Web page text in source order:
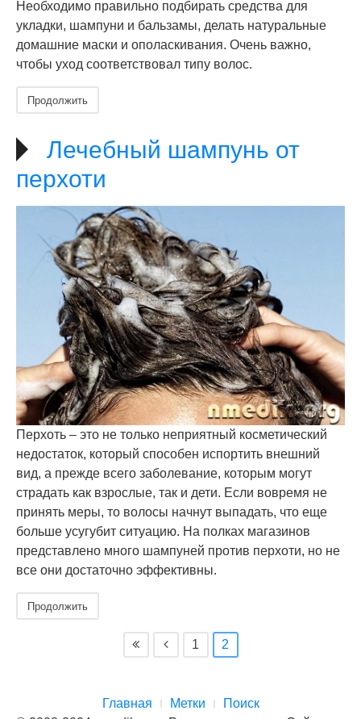
Необходимо правильно подбирать средства для
укладки, шампуни и бальзамы, делать натуральные
домашние маски и ополаскивания. Очень важно,
чтобы уход соответствовал типу волос.
Продолжить
Лечебный шампунь от
перхоти
Перхоть – это не только неприятный косметический
недостаток, который способен испортить внешний
вид, а прежде всего заболевание, которым могут
страдать как взрослые, так и дети. Если вовремя не
принять меры, то волосы начнут выпадать, что еще
больше усугубит ситуацию. На полках магазинов
представлено много шампуней против перхоти, но не
все они достаточно эффективны.
Продолжить
1 2
Главная Метки
Поиск